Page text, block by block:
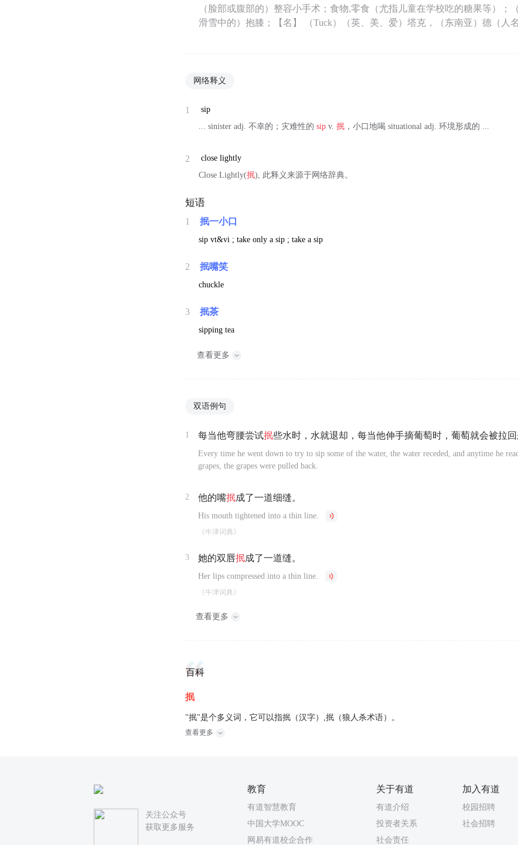
（脸部或腹部的）整容小手术；食物,零食（尤指儿童在学校吃的糖果等）；
滑雪中的）抱膝；【名】 （Tuck）（英、美、爱）塔克，（东南亚）德（人名
网络释义
1
sip
... sinister adj. 不幸的；灾难性的sip v.抿 ，小口地喝 situational adj. 环境形成的 ...
2
close lightly
Close Lightly(抿), 此释义来源于网络辞典。
短语
1 抿一小口
sip vt&vi ; take only a sip ; take a sip
2 抿嘴笑
chuckle
3 抿茶
sipping tea
查看更多
双语例句
1 每当他弯腰尝试抿些水时，水就退却，每当他伸手摘葡萄时，葡萄就会被拉回
Every time he went down to try to sip some of the water, the water receded, and anytime he
grapes, the grapes were pulled back.
2 他的嘴抿成了一道细缝。
His mouth tightened into a thin line.
《牛津词典》
3 她的双唇抿成了一道缝。
Her lips compressed into a thin line.
《牛津词典》
查看更多
百科
抿
"抿"是个多义词，它可以指抿（汉字）,抿（狼人杀术语）。
查看更多
关注公众号
获取更多服务
教育
有道智慧教育
中国大学MOOC
网易有道校企合作
关于有道
有道介绍
投资者关系
社会责任
加入有道
校园招聘
社会招聘